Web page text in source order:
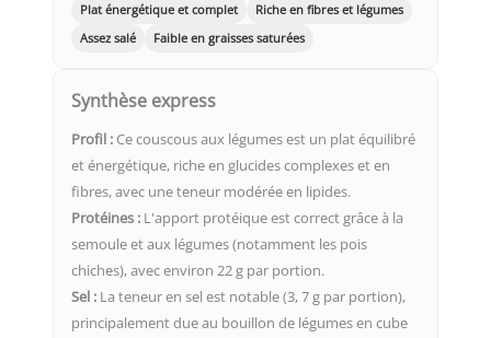
Plat énergétique et complet
Riche en fibres et légumes
Assez salé
Faible en graisses saturées
Synthèse express
Profil : Ce couscous aux légumes est un plat équilibré
et énergétique, riche en glucides complexes et en
fibres, avec une teneur modérée en lipides.
Protéines : L'apport protéique est correct grâce à la
semoule et aux légumes (notamment les pois
chiches), avec environ 22 g par portion.
Sel : La teneur en sel est notable (3, 7 g par portion),
principalement due au bouillon de légumes en cube